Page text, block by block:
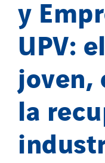
y
UPV:
joven,
la
Brasil
Czech Republic
Danemark
Indonesia
Italy
Morocco
Netherlands
Nordic countries